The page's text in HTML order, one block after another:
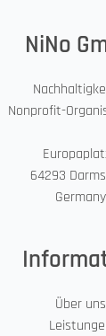
NiNo
Nonprofit-
64293
Germany
Über uns